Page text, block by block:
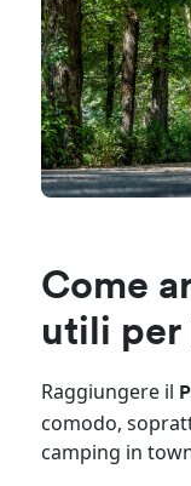
Come
utili per
Raggiungere il
comodo,
camping in